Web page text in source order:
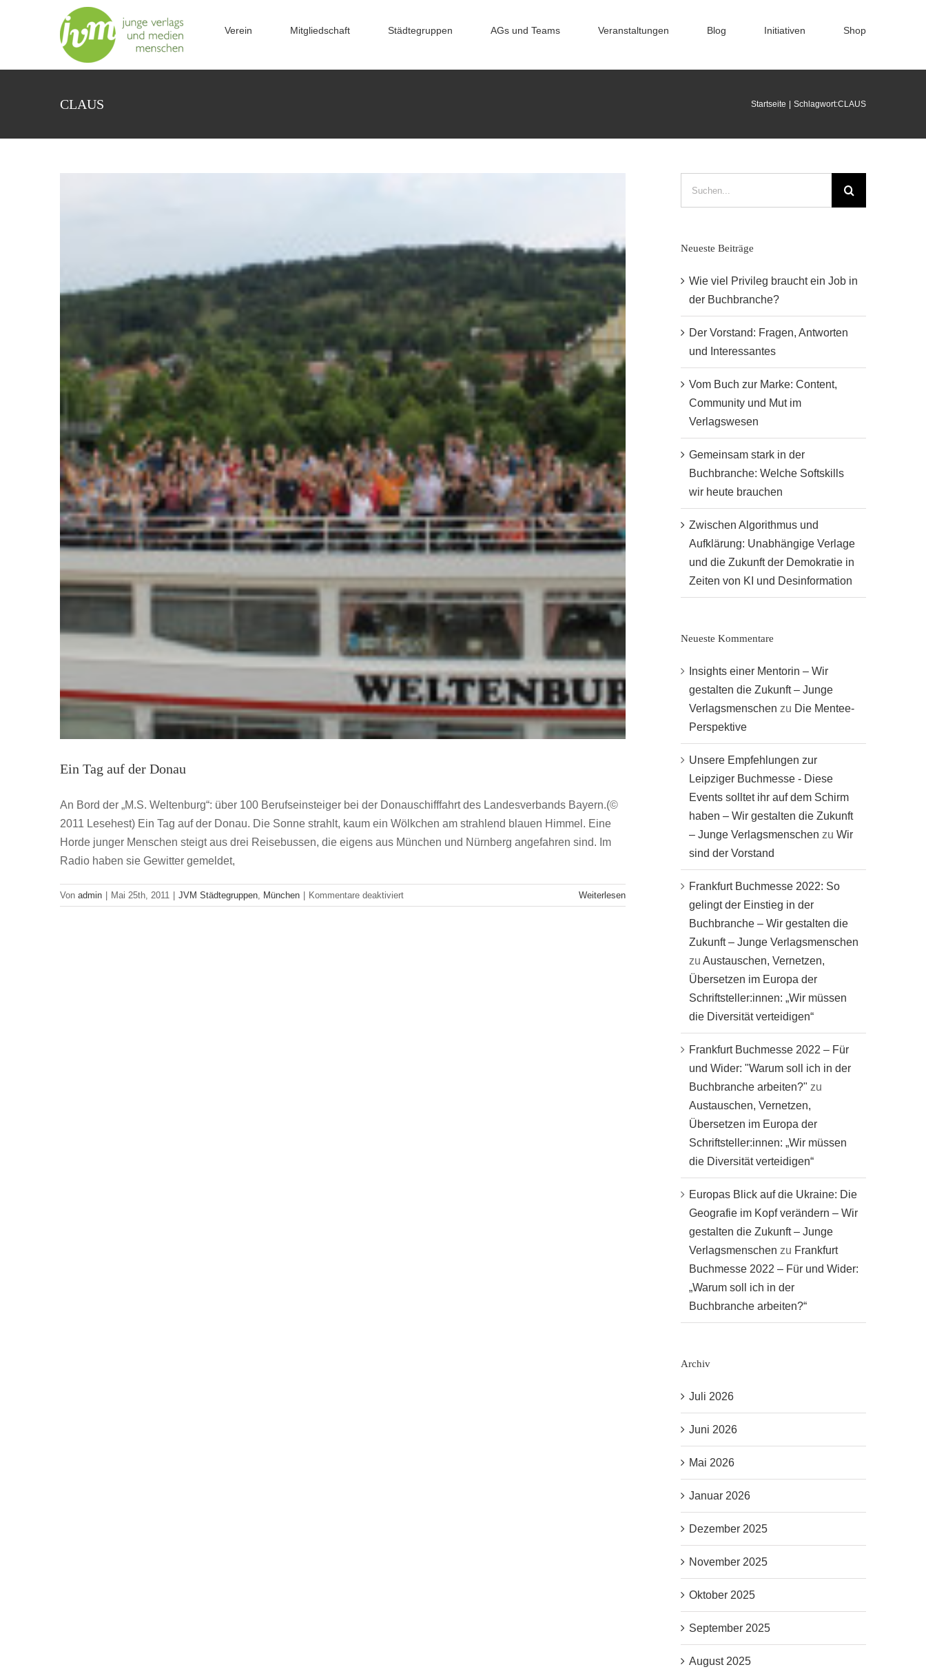
Verein Mitgliedschaft Städtegruppen AGs und Teams Veranstaltungen Blog Initiativen Shop
CLAUS Startseite Schlagwort:CLAUS
Ein Tag auf der Donau
An Bord der „M.S. Weltenburg“: über 100 Berufseinsteiger bei der Donauschifffahrt des Landesverbands Bayern.(©
2011 Lesehest) Ein Tag auf der Donau. Die Sonne strahlt, kaum ein Wölkchen am strahlend blauen Himmel. Eine
Horde junger Menschen steigt aus drei Reisebussen, die eigens aus München und Nürnberg angefahren sind. Im
Radio haben sie Gewitter gemeldet,
Von admin Mai 25th, 2011 JVM Städtegruppen München Kommentare deaktiviertfür
Ein
Weiterlesen
Neueste Beiträge
Wie viel Privileg braucht ein Job in
der Buchbranche?
Der Vorstand: Fragen, Antworten
und Interessantes
Vom Buch zur Marke: Content,
Community und Mut im
Verlagswesen
Gemeinsam stark in der
Buchbranche: Welche Softskills
wir heute brauchen
Zwischen Algorithmus und
Aufklärung: Unabhängige Verlage
und die Zukunft der Demokratie in
Zeiten von KI und Desinformation
Neueste Kommentare
Insights einer Mentorin – Wir
gestalten die Zukunft – Junge
Verlagsmenschen zu Die Mentee-
Perspektive
Unsere Empfehlungen zur
Leipziger Buchmesse - Diese
Events solltet ihr auf dem Schirm
haben – Wir gestalten die Zukunft
– Junge Verlagsmenschen zu Wir
sind der Vorstand
Frankfurt Buchmesse 2022: So
gelingt der Einstieg in der
Buchbranche – Wir gestalten die
Zukunft – Junge Verlagsmenschen
zu Austauschen, Vernetzen,
Übersetzen im Europa der
Schriftsteller:innen: „Wir müssen
die Diversität verteidigen“
Frankfurt Buchmesse 2022 – Für
und Wider: "Warum soll ich in der
Buchbranche arbeiten?" zu
Austauschen, Vernetzen,
Übersetzen im Europa der
Schriftsteller:innen: „Wir müssen
die Diversität verteidigen“
Europas Blick auf die Ukraine: Die
Geografie im Kopf verändern – Wir
gestalten die Zukunft – Junge
Verlagsmenschen zu Frankfurt
Buchmesse 2022 – Für und Wider:
„Warum soll ich in der
Buchbranche arbeiten?“
Archiv
Juli 2026
Juni 2026
Mai 2026
Januar 2026
Dezember 2025
November 2025
Oktober 2025
September 2025
August 2025